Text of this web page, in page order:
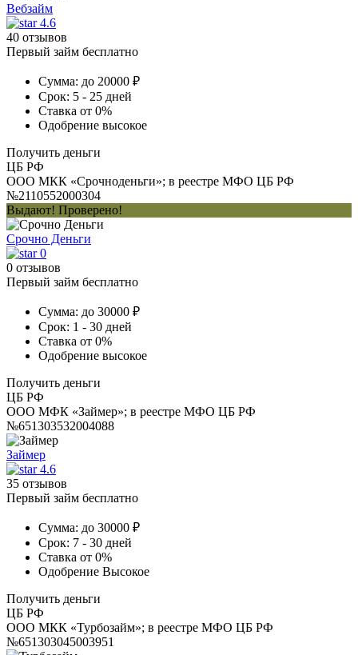
Вебзайм
4.6
40 отзывов
Первый займ бесплатно
Сумма: до 20000 ₽
Срок: 5 - 25 дней
Ставка от 0%
Одобрение высокое
Получить деньги
ЦБ РФ
ООО МКК «Срочноденьги»; в реестре МФО ЦБ РФ
№2110552000304
Выдают! Проверено!
Срочно Деньги
0
0 отзывов
Первый займ бесплатно
Сумма: до 30000 ₽
Срок: 1 - 30 дней
Ставка от 0%
Одобрение высокое
Получить деньги
ЦБ РФ
ООО МФК «Займер»; в реестре МФО ЦБ РФ
№651303532004088
Займер
4.6
35 отзывов
Первый займ бесплатно
Сумма: до 30000 ₽
Срок: 7 - 30 дней
Ставка от 0%
Одобрение Высокое
Получить деньги
ЦБ РФ
ООО МКК «Турбозайм»; в реестре МФО ЦБ РФ
№651303045003951